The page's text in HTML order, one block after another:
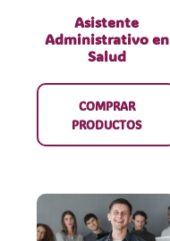
Asistente
Administrativo en
Salud
COMPRAR
PRODUCTOS